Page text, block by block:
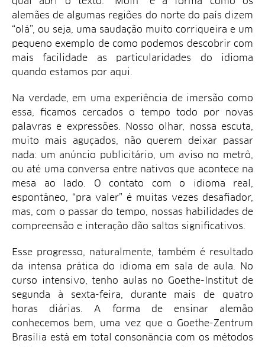
alemães de algumas regiões do norte do país dizem
“olá”, ou seja, uma saudação muito corriqueira e um
pequeno exemplo de como podemos descobrir com
mais facilidade as particularidades do idioma
quando estamos por aqui.
Na verdade, em uma experiência de imersão como
essa, ficamos cercados o tempo todo por novas
palavras e expressões. Nosso olhar, nossa escuta,
muito mais aguçados, não querem deixar passar
nada: um anúncio publicitário, um aviso no metrô,
ou até uma conversa entre nativos que acontece na
mesa ao lado. O contato com o idioma real,
espontâneo, “pra valer” é muitas vezes desafiador,
mas, com o passar do tempo, nossas habilidades de
compreensão e interação dão saltos significativos.
Esse progresso, naturalmente, também é resultado
da intensa prática do idioma em sala de aula. No
curso intensivo, tenho aulas no Goethe-Institut de
segunda à sexta-feira, durante mais de quatro
horas diárias. A forma de ensinar alemão
conhecemos bem, uma vez que o Goethe-Zentrum
Brasília está em total consonância com os métodos